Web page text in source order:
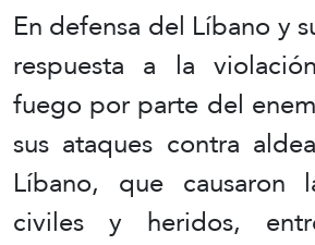
En defensa del Líbano y
respuesta a la
fuego por parte del
sus ataques contra
Líbano, que causaron
civiles y heridos,